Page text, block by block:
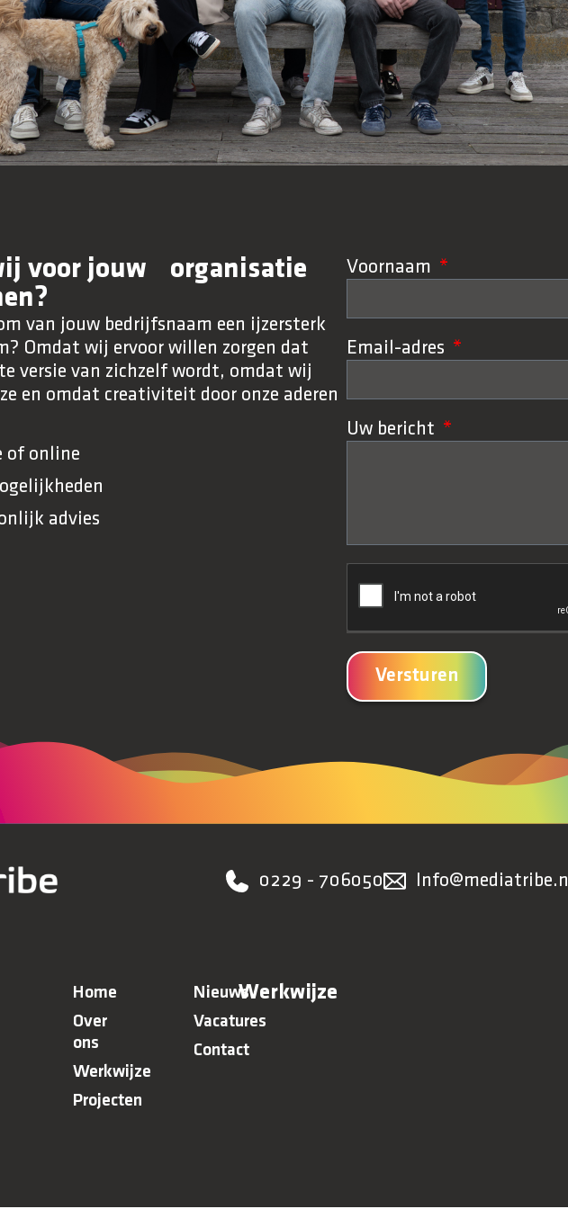
voor jouw organisatie
van jouw bedrijfsnaam een ijzersterk
Omdat wij ervoor willen zorgen dat
versie van zichzelf wordt, omdat wij
en omdat creativiteit door onze aderen
of online
advies
Voornaam
Email-adres
Uw bericht
Versturen
0229 - 706050 Info@mediatribe.nl
Home
Over
ons
Werkwijze
Projecten
Nieuws
Vacatures
Contact
Werkwijze